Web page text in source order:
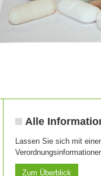
Alle
Lassen Sie sich mit
Zum Überblick